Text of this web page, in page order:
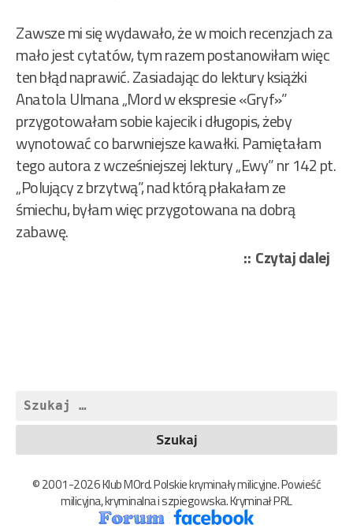
Zawsze mi się wydawało, że w moich recenzjach za
mało jest cytatów, tym razem postanowiłam więc
ten błąd naprawić. Zasiadając do lektury książki
Anatola Ulmana „Mord w ekspresie «Gryf»”
przygotowałam sobie kajecik i długopis, żeby
wynotować co barwniejsze kawałki. Pamiętałam
tego autora z wcześniejszej lektury „Ewy” nr 142 pt.
„Polujący z brzytwą”, nad którą płakałam ze
śmiechu, byłam więc przygotowana na dobrą
zabawę.
Czytaj dalej
Szukaj:
© 2001-2026 Klub MOrd. Polskie kryminały milicyjne. Powieść
milicyjna, kryminalna i szpiegowska. Kryminał PRL